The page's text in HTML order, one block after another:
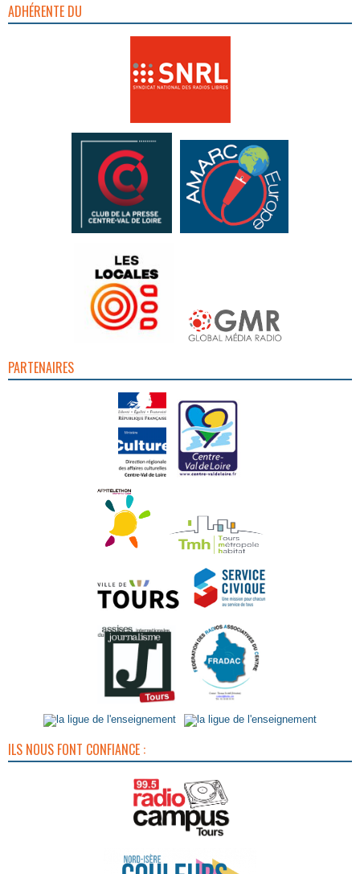
ADHÉRENTE DU
PARTENAIRES
ILS NOUS FONT CONFIANCE :